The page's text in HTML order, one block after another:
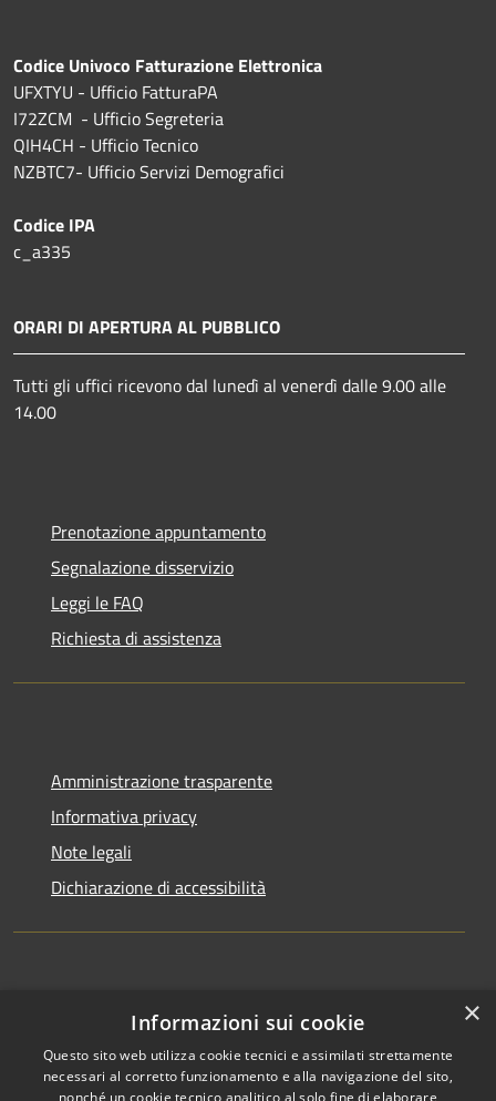
Codice Univoco Fatturazione Elettronica
UFXTYU - Ufficio FatturaPA
I72ZCM - Ufficio Segreteria
QIH4CH - Ufficio Tecnico
NZBTC7- Ufficio Servizi Demografici
Codice IPA
c_a335
ORARI DI APERTURA AL PUBBLICO
Tutti gli uffici ricevono dal lunedì al venerdì dalle 9.00 alle
14.00
Prenotazione appuntamento
Segnalazione disservizio
Leggi le FAQ
Richiesta di assistenza
Amministrazione trasparente
Informativa privacy
Note legali
Dichiarazione di accessibilità
RSS
Copyright © 2026 • Comune di
Appignano del Tronto •
×
Informazioni sui cookie
Questo sito web utilizza cookie tecnici e assimilati strettamente
necessari al corretto funzionamento e alla navigazione del sito,
nonché un cookie tecnico analitico al solo fine di elaborare